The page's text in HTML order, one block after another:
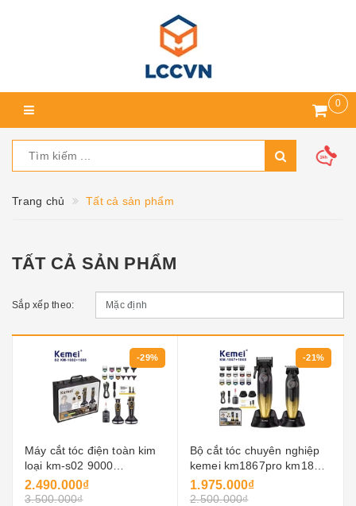
0
Trang chủ Tất cả sản phẩm
TẤT CẢ SẢN PHẨM
Sắp xếp theo:
-29%
Máy cắt tóc điện toàn kim
loại km-s02 9000
vòng/phút
2.490.000₫
3.500.000₫
-21%
Bộ cắt tóc chuyên nghiệp
kemei km1867pro km1868,
kèm đế sạc không đây
2500mah, tốc độ 9000
1.975.000₫
2.500.000₫